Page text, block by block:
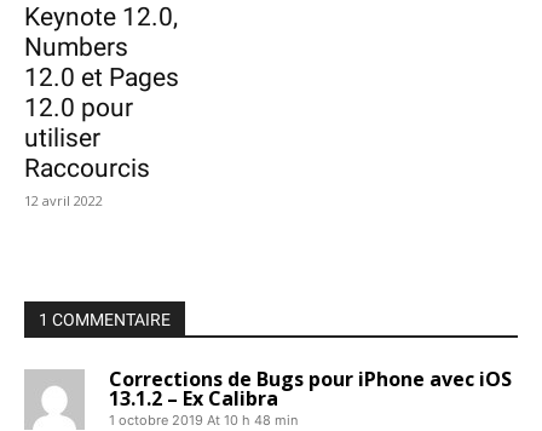
Keynote 12.0,
Numbers
12.0 et Pages
12.0 pour
utiliser
Raccourcis
12 avril 2022
1 COMMENTAIRE
Corrections de Bugs pour iPhone avec iOS
13.1.2 – Ex Calibra
1 octobre 2019 At 10 h 48 min